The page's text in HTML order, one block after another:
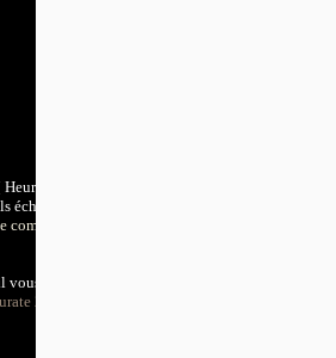
Heureux les
échoira le
en
est
2- la